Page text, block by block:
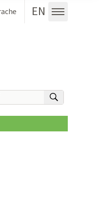
EN
Menü
eingeben